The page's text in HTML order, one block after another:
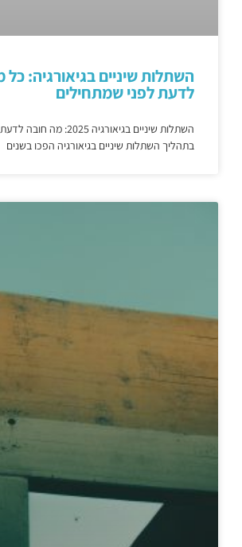
השתלות שיניים בגיאורגיה:
לדעת לפני שמתחילים
השתלות שיניים בגיאורגיה
בתהליך השתלות שיניים בגיאורגיה הפכו בשנים